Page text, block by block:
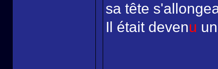
sa tête
Il était devenu